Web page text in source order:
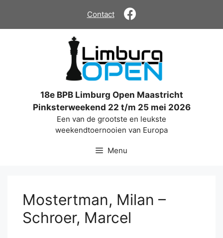
de
Contact
18e BPB Limburg Open Maastricht
Pinksterweekend 22 t/m 25 mei 2026
Een van de grootste en leukste
weekendtoernooien van Europa
Menu
Mostertman, Milan –
Schroer, Marcel